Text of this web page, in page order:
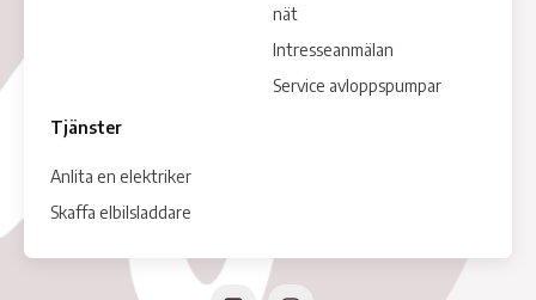
nät
Intresseanmälan
Service avloppspumpar
Tjänster
Anlita en elektriker
Skaffa elbilsladdare